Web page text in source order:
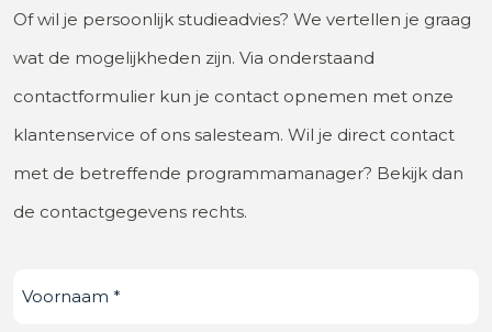
Of wil je persoonlijk studieadvies? We vertellen je graag
wat de mogelijkheden zijn. Via onderstaand
contactformulier kun je contact opnemen met onze
klantenservice of ons salesteam. Wil je direct contact
met de betreffende programmamanager? Bekijk dan
de contactgegevens rechts.
Voornaam (Vereist)